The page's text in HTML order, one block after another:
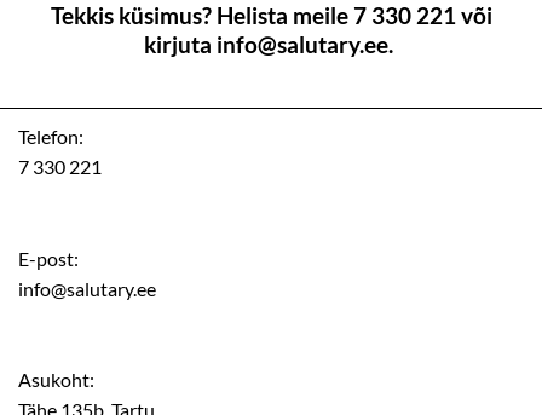
Tekkis küsimus? Helista meile 7 330 221 või
kirjuta info@salutary.ee.
Telefon:
7 330 221
E-post:
info@salutary.ee
Asukoht:
Tähe 135b, Tartu